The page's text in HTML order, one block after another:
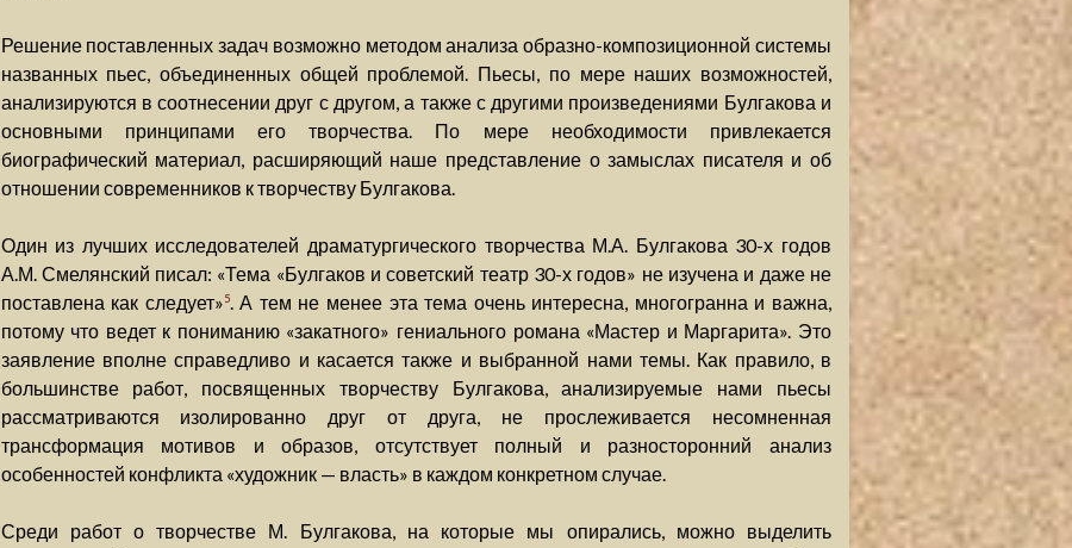
Решение поставленных задач возможно методом анализа образно-композиционной системы
названных пьес, объединенных общей проблемой. Пьесы, по мере наших возможностей,
анализируются в соотнесении друг с другом, а также с другими произведениями Булгакова и
основными принципами его творчества. По мере необходимости привлекается
биографический материал, расширяющий наше представление о замыслах писателя и об
отношении современников к творчеству Булгакова.
Один из лучших исследователей драматургического творчества М.А. Булгакова 30-х годов
А.М. Смелянский писал: «Тема «Булгаков и советский театр 30-х годов» не изучена и даже не
поставлена как следует»5. А тем не менее эта тема очень интересна, многогранна и важна,
потому что ведет к пониманию «закатного» гениального романа «Мастер и Маргарита». Это
заявление вполне справедливо и касается также и выбранной нами темы. Как правило, в
большинстве работ, посвященных творчеству Булгакова, анализируемые нами пьесы
рассматриваются изолированно друг от друга, не прослеживается несомненная
трансформация мотивов и образов, отсутствует полный и разносторонний анализ
особенностей конфликта «художник — власть» в каждом конкретном случае.
Среди работ о творчестве М. Булгакова, на которые мы опирались, можно выделить